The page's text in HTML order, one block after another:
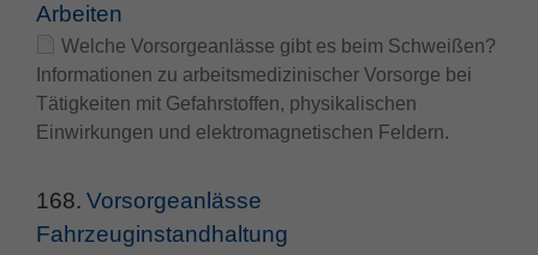
Arbeiten
Welche Vorsorgeanlässe gibt es beim Schweißen?
Informationen zu arbeitsmedizinischer Vorsorge bei
Tätigkeiten mit Gefahrstoffen, physikalischen
Einwirkungen und elektromagnetischen Feldern.
168. Vorsorgeanlässe
Fahrzeuginstandhaltung